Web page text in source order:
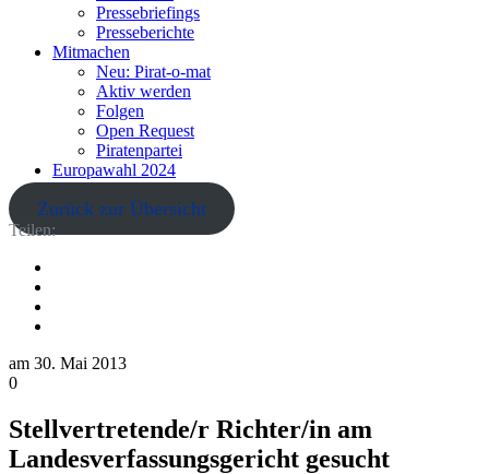
Pressebriefings
Presseberichte
Mitmachen
Neu: Pirat-o-mat
Aktiv werden
Folgen
Open Request
Piratenpartei
Europawahl 2024
Zurück zur Übersicht
Teilen:
am 30. Mai 2013
0
Stellvertretende/r Richter/in am
Landesverfassungsgericht gesucht